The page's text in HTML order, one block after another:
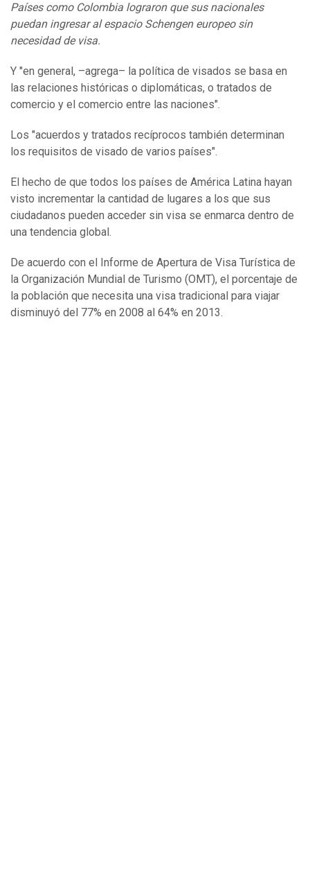
Países como Colombia lograron que sus nacionales
puedan ingresar al espacio Schengen europeo sin
necesidad de visa.
Y "en general, –agrega– la política de visados se basa en
las relaciones históricas o diplomáticas, o tratados de
comercio y el comercio entre las naciones".
Los "acuerdos y tratados recíprocos también determinan
los requisitos de visado de varios países".
El hecho de que todos los países de América Latina hayan
visto incrementar la cantidad de lugares a los que sus
ciudadanos pueden acceder sin visa se enmarca dentro de
una tendencia global.
De acuerdo con el Informe de Apertura de Visa Turística de
la Organización Mundial de Turismo (OMT), el porcentaje de
la población que necesita una visa tradicional para viajar
disminuyó del 77% en 2008 al 64% en 2013.